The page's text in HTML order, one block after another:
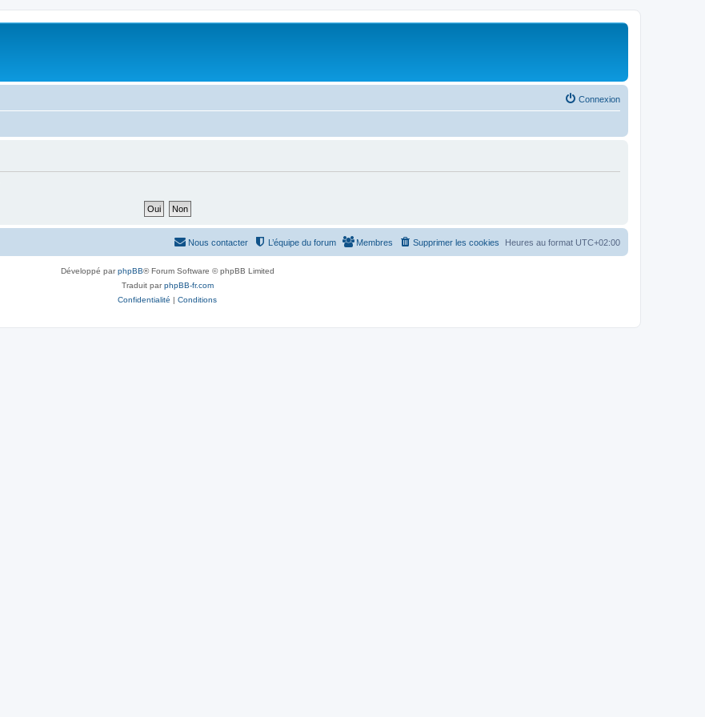
Connexion
Heures au format UTC+02:00
Supprimer les cookies
Membres
L’équipe du forum
Nous contacter
Développé parphpBB® Forum Software © phpBB Limited
Traduit parphpBB-fr.com
Confidentialité | Conditions